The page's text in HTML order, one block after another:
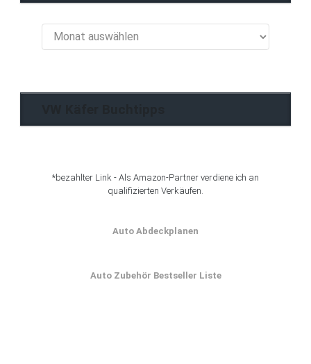
Käfer
*bezahlter Link - Als Amazon-Partner verdiene ich an
qualifizierten Verkäufen.
Auto Abdeckplanen
Auto Zubehör Bestseller Liste